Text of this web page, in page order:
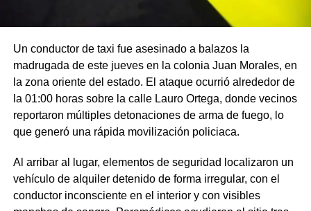
Un conductor de taxi fue asesinado a balazos la
madrugada de este jueves en la colonia Juan Morales, en
la zona oriente del estado. El ataque ocurrió alrededor de
la 01:00 horas sobre la calle Lauro Ortega, donde vecinos
reportaron múltiples detonaciones de arma de fuego, lo
que generó una rápida movilización policiaca.
Al arribar al lugar, elementos de seguridad localizaron un
vehículo de alquiler detenido de forma irregular, con el
conductor inconsciente en el interior y con visibles